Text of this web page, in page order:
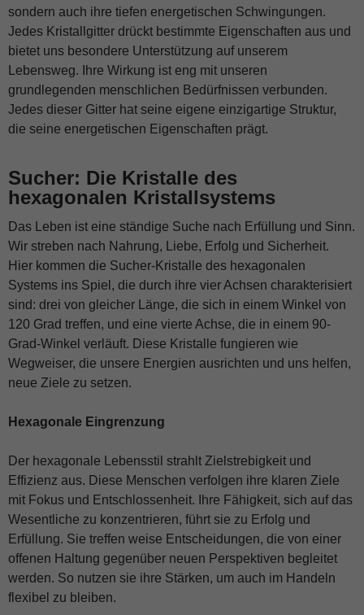
sondern auch ihre tiefen energetischen Schwingungen.
Jedes Kristallgitter drückt bestimmte Eigenschaften aus und
bietet uns besondere Unterstützung auf unserem
Lebensweg. Ihre Wirkung ist eng mit unseren
grundlegenden menschlichen Bedürfnissen verbunden.
Jedes dieser Gitter hat seine eigene einzigartige Struktur,
die seine energetischen Eigenschaften prägt.
Sucher: Die Kristalle des
hexagonalen Kristallsystems
Das Leben ist eine ständige Suche nach Erfüllung und Sinn.
Wir streben nach Nahrung, Liebe, Erfolg und Sicherheit.
Hier kommen die Sucher-Kristalle des hexagonalen
Systems ins Spiel, die durch ihre vier Achsen charakterisiert
sind: drei von gleicher Länge, die sich in einem Winkel von
120 Grad treffen, und eine vierte Achse, die in einem 90-
Grad-Winkel verläuft. Diese Kristalle fungieren wie
Wegweiser, die unsere Energien ausrichten und uns helfen,
neue Ziele zu setzen.
Hexagonale Eingrenzung
Der hexagonale Lebensstil strahlt Zielstrebigkeit und
Effizienz aus. Diese Menschen verfolgen ihre klaren Ziele
mit Fokus und Entschlossenheit. Ihre Fähigkeit, sich auf das
Wesentliche zu konzentrieren, führt sie zu Erfolg und
Erfüllung. Sie treffen weise Entscheidungen, die von einer
offenen Haltung gegenüber neuen Perspektiven begleitet
werden. So nutzen sie ihre Stärken, um auch im Handeln
flexibel zu bleiben.